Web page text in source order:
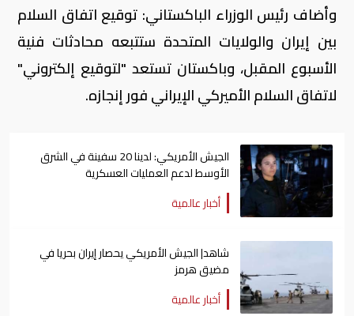
وأضاف رئيس الوزراء الباكستاني: توقيع اتفاق السلام
بين إيران والولايات المتحدة ستتبعه محادثات فنية
الأسبوع المقبل، وباكستان تستعد "لتوقيع إلكتروني"
لاتفاق السلام الأميركي الإيراني فور إنجازه.
الجيش الأمريكي: لدينا 20 سفينة في الشرق
الأوسط لدعم العمليات العسكرية
أخبار عالمية
شاهد| الجيش الأمريكي يحصار إيران بحريا في
مضيق هرمز
أخبار عالمية